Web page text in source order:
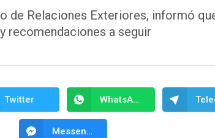
de Relaciones Exteriores, informó
recomendaciones a seguir
Twitter WhatsApp
Messenger